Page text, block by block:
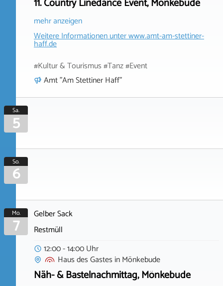
mehr anzeigen
Weitere Informationen unterwww.amt-am-stettiner-
haff.de
#Kultur & Tourismus #Tanz #Event
Amt "Am Stettiner Haff"
Sa.
5
So.
6
Mo.
7
Gelber Sack
Restmüll
12:00 - 14:00 Uhr
Haus des Gastes inMönkebude
Näh- & Bastelnachmittag, Mönkebude